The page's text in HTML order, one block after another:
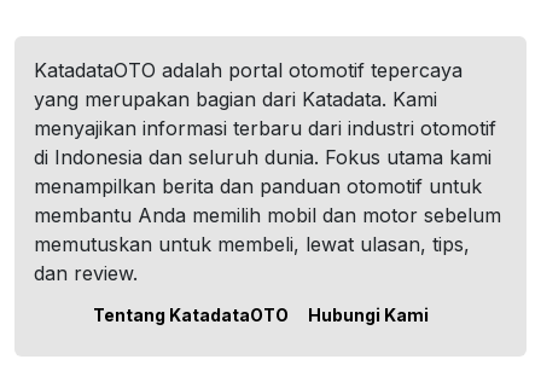
KatadataOTO adalah portal otomotif tepercaya
yang merupakan bagian dari Katadata. Kami
menyajikan informasi terbaru dari industri otomotif
di Indonesia dan seluruh dunia. Fokus utama kami
menampilkan berita dan panduan otomotif untuk
membantu Anda memilih mobil dan motor sebelum
memutuskan untuk membeli, lewat ulasan, tips,
dan review.
Tentang KatadataOTO Hubungi Kami